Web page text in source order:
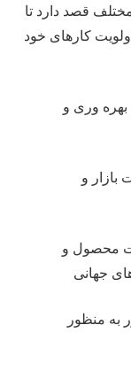
قصد دارد تا
کارهای خود
بهره وری و
بازار و
محصول و
جهانی
به منظور